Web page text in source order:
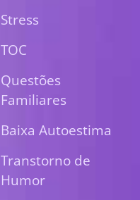
Stress
TOC
Questões
Familiares
Baixa Autoestima
Transtorno de
Humor